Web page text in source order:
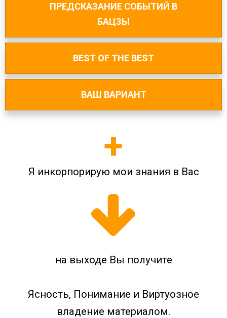
ПРЕДСКАЗАНИЕ СОБЫТИЙ В
БАЦЗЫ
BEST OF THE BEST
ВАШ ВАРИАНТ
+
Я инкорпорирую мои знания в Вас
на выходе Вы получите
Ясность, Понимание и Виртуозное
владение материалом.